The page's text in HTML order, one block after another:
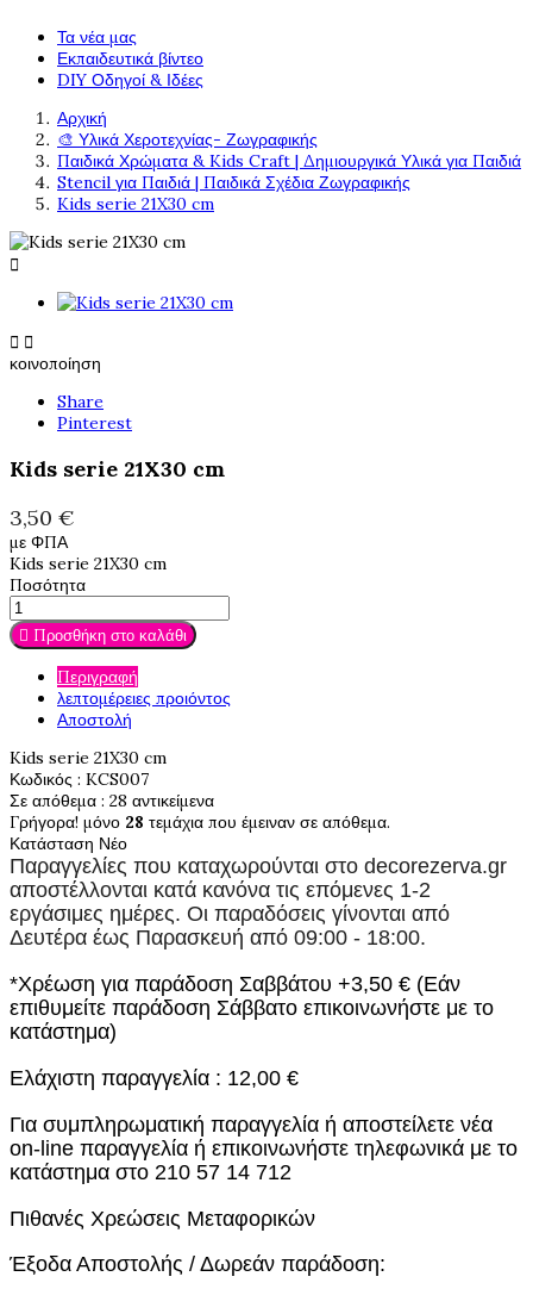
Τα νέα μας
Εκπαιδευτικά βίντεο
DIY Οδηγοί & Ιδέες
Αρχική
🎨 Υλικά Χεροτεχνίας- Ζωγραφικής
Παιδικά Χρώματα & Kids Craft | Δημιουργικά Υλικά για Παιδιά
Stencil για Παιδιά | Παιδικά Σχέδια Ζωγραφικής
Kids serie 21X30 cm

 
κοινοποίηση
Share
Pinterest
Kids serie 21X30 cm
3,50 €
με ΦΠΑ
Kids serie 21X30 cm
Ποσότητα
 Προσθήκη στο καλάθι
Περιγραφή
λεπτομέρειες προιόντος
Αποστολή
Kids serie 21X30 cm
Κωδικός : KCS007
Σε απόθεμα : 28 αντικείμενα
Γρήγορα! μόνο 28 τεμάχια που έμειναν σε απόθεμα.
Κατάσταση Νέο
Παραγγελίες που καταχωρούνται στο decorezerva.gr
αποστέλλονται κατά κανόνα τις επόμενες 1-2
εργάσιμες ημέρες. Οι παραδόσεις γίνονται από
Δευτέρα έως Παρασκευή από 09:00 - 18:00.
*Χρέωση για παράδοση Σαββάτου +3,50 € (Εάν
επιθυμείτε παράδοση Σάββατο επικοινωνήστε με το
κατάστημα)
Ελάχιστη παραγγελία : 12,00 €
Για συμπληρωματική παραγγελία ή αποστείλετε νέα
on-line παραγγελία ή επικοινωνήστε τηλεφωνικά με το
κατάστημα στο 210 57 14 712
Πιθανές Χρεώσεις Μεταφορικών
Έξοδα Αποστολής / Δωρεάν παράδοση: